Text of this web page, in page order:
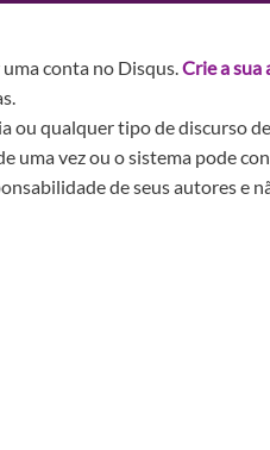
conta no Disqus.Crie a sua
ou qualquer tipo de discurso
uma vez ou o sistema pode
de seus autores e